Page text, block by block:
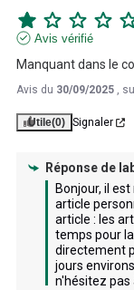
Avis vérifié
Manquant dans le
Avis du 30/09/2025 ,
Utile(0) Signaler
Réponse de
Bonjour, il
article
article : les
temps pour
directement
jours
n'hésitez pas